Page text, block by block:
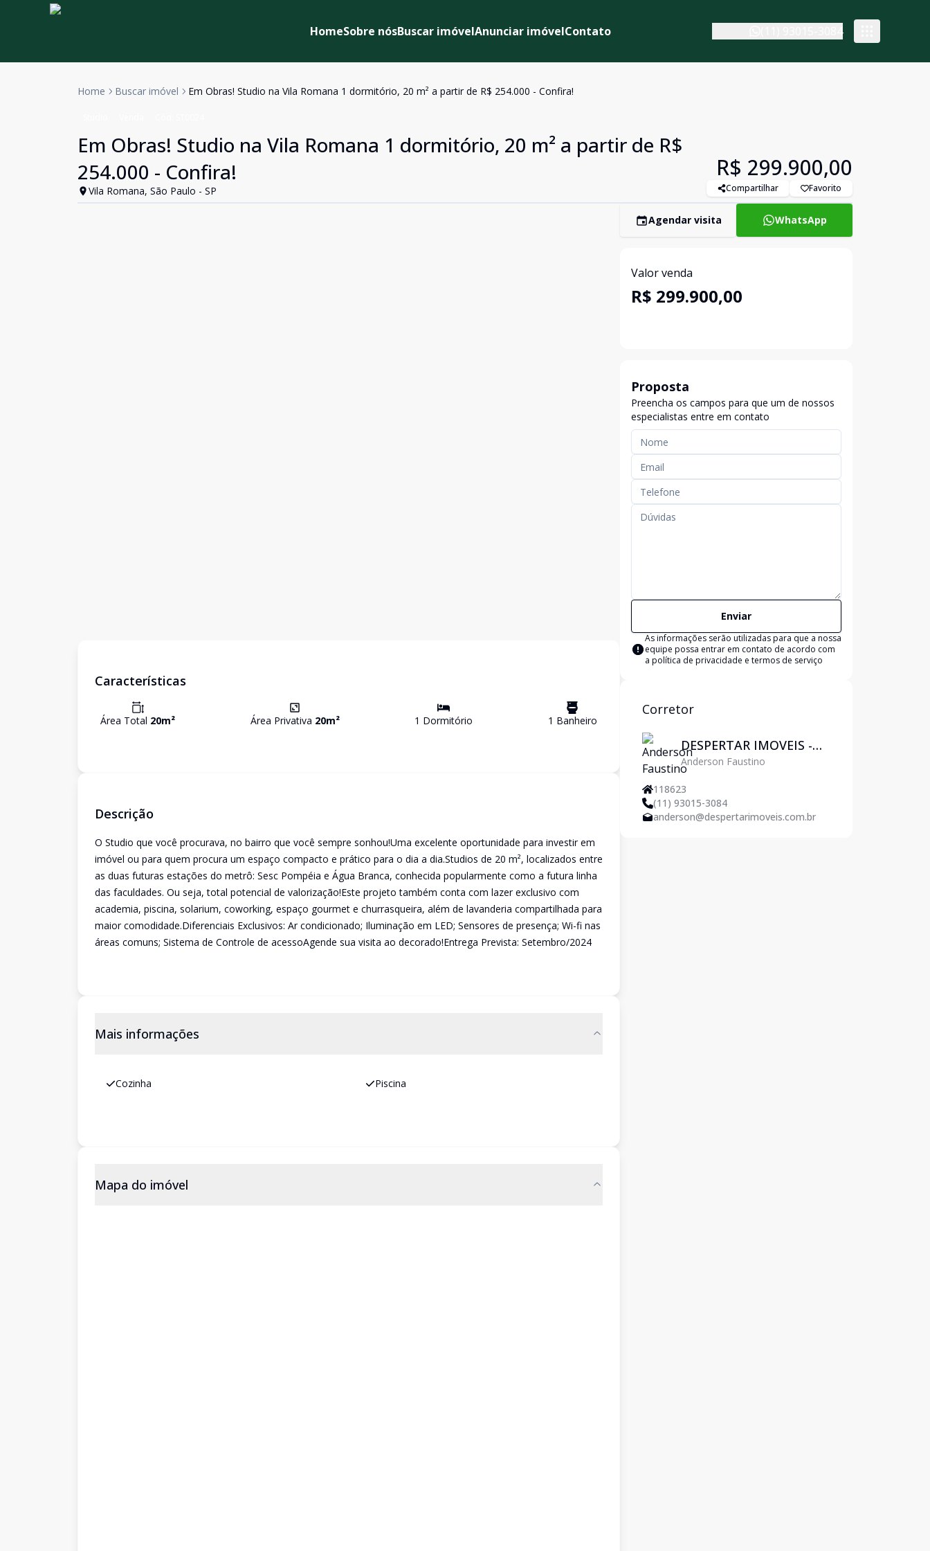
HomeSobre nósBuscar imóvelAnunciar imóvelContato
Home Buscar imóvel Em Obras! Studio na Vila Romana 1 dormitório, 20 m² a partir de R$ 254.000 - Confira!
Em Obras! Studio na Vila Romana 1 dormitório, 20 m² a partir de R$
254.000 - Confira!
Vila Romana, São Paulo - SP
R$ 299.900,00
Compartilhar Favorito
Características
Área Total 20m² Área Privativa 20m² 1 Dormitório 1 Banheiro
Descrição
O Studio que você procurava, no bairro que você sempre sonhou!Uma excelente oportunidade para investir em
imóvel ou para quem procura um espaço compacto e prático para o dia a dia.Studios de 20 m², localizados entre
as duas futuras estações do metrô: Sesc Pompéia e Água Branca, conhecida popularmente como a futura linha
das faculdades. Ou seja, total potencial de valorização!Este projeto também conta com lazer exclusivo com
academia, piscina, solarium, coworking, espaço gourmet e churrasqueira, além de lavanderia compartilhada para
maior comodidade.Diferenciais Exclusivos: Ar condicionado; Iluminação em LED; Sensores de presença; Wi-fi nas
áreas comuns; Sistema de Controle de acessoAgende sua visita ao decorado!Entrega Prevista: Setembro/2024
Mais informações
Cozinha Piscina
Mapa do imóvel
Agendar visita WhatsApp
Valor venda
R$ 299.900,00
Proposta
Preencha os campos para que um de nossos
especialistas entre em contato
Enviar
As informações serão utilizadas para que a nossa
equipe possa entrar em contato de acordo com
a política de privacidade e termos de serviço
Corretor
DESPERTAR IMOVEIS -
Pirituba
Anderson Faustino
118623
(11) 93015-3084
anderson@despertarimoveis.com.br